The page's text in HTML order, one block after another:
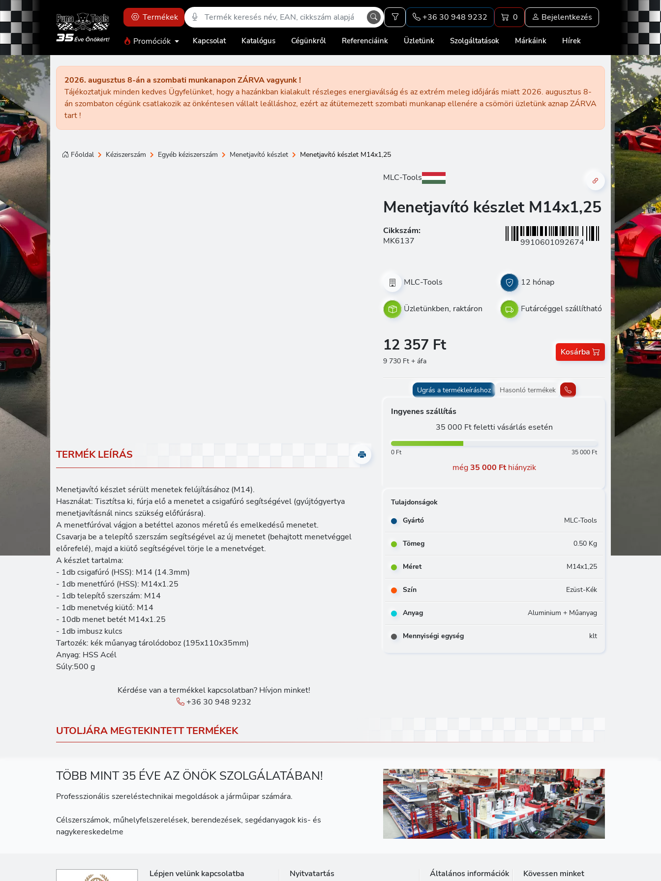
Termékek +36 30 948 9232 0 Bejelentkezés
Promóciók Kapcsolat Katalógus Cégünkről Referenciáink Üzletünk Szolgáltatások Márkáink Hírek
2026. augusztus 8-án a szombati munkanapon ZÁRVA vagyunk !
Tájékoztatjuk minden kedves Ügyfelünket, hogy a hazánkban kialakult részleges energiaválság és az extrém meleg időjárás miatt 2026. augusztus 8-
án szombaton cégünk csatlakozik az önkéntesen vállalt leálláshoz, ezért az átütemezett szombati munkanap ellenére a csömöri üzletünk aznap ZÁRVA
tart !
Főoldal Kéziszerszám Egyéb kéziszerszám Menetjavító készlet Menetjavító készlet M14x1,25
MLC-Tools
Menetjavító készlet M14x1,25
Cikkszám:
MK6137
9910601092674
TERMÉK LEÍRÁS
Menetjavító készlet sérült menetek felújításához (M14).
Használat: Tisztítsa ki, fúrja elő a menetet a csigafúró segítségével (gyújtógyertya
menetjavításnál nincs szükség előfúrásra).
A menetfúróval vágjon a betéttel azonos méretű és emelkedésű menetet.
Csavarja be a telepítő szerszám segítségével az új menetet (behajtott menetvéggel
előrefelé), majd a kiütő segítségével törje le a menetvéget.
A készlet tartalma:
- 1db csigafúró (HSS): M14 (14.3mm)
- 1db menetfúró (HSS): M14x1.25
- 1db telepítő szerszám: M14
- 1db menetvég kiütő: M14
- 10db menet betét M14x1.25
- 1db imbusz kulcs
Tartozék: kék műanyag tárolódoboz (195x110x35mm)
Anyag: HSS Acél
Súly:500 g
Kérdése van a termékkel kapcsolatban? Hívjon minket!
+36 30 948 9232
MLC-Tools 12 hónap
Üzletünkben, raktáron Futárcéggel szállítható
12 357 Ft
9 730 Ft + áfa
Kosárba
Ugrás a termékleíráshoz Hasonló termékek
Ingyenes szállítás
35 000 Ft feletti vásárlás esetén
0 Ft 35 000 Ft
még35 000 Fthiányzik
Tulajdonságok
Gyártó
MLC-Tools
Tömeg 0.50 Kg
Méret M14x1,25
Szín Ezüst-Kék
Anyag Aluminium + Műanyag
Mennyiségi egység klt
UTOLJÁRA MEGTEKINTETT TERMÉKEK
TÖBB MINT 35 ÉVE AZ ÖNÖK SZOLGÁLATÁBAN!
Professzionális szereléstechnikai megoldások a járműipar számára.
Célszerszámok, műhelyfelszerelések, berendezések, segédanyagok kis- és
nagykereskedelme
Lépjen velünk kapcsolatba Nyitvatartás Általános információk Kövessen minket